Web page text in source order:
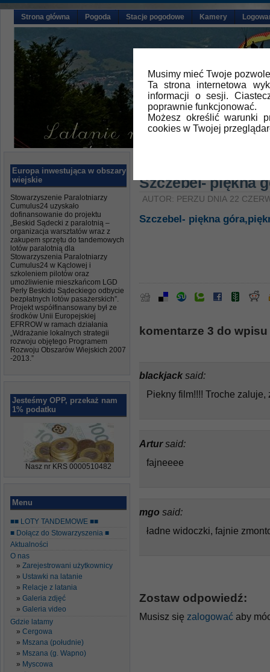
Musimy mieć Twoje
Ta strona internetowa
informacji o sesji.
poprawnie funkcjonować.
Możesz określić warunki
cookies w Twojej
Strona główna Pogoda Stacje pogodowe Kamery
Europa inwestująca w obszary
wiejskie
Stowarzyszenie Paralotniarzy
Cumulus24 uzyskało
dofinansowanie do projektu
„Beskid Sądecki z paralotnią –
organizacja warsztatów wraz z
zakupem sprzętu do tandemowych
lotów paralotnią dla
Stowarzyszenia Paralotniarzy
Cumulus24 w Kąclowej i
szkoleniem pilotów oraz
umożliwienie mieszkańcom LGD
Perły Beskidu Sądeckiego odbycie
bezpłatnych lotów pasażerskich”.
Projekt współfinansowany był ze
środków Unii Europejskiej
EFRROW w ramach działania
„Wdrażanie lokalnych strategii
rozwoju objętego Programem
Rozwoju Obszarów Wiejskich 2007
-2013.”
Jesteśmy OPP, przekaż nam
1% podatku
Nasz nr KRS 0000510482
Menu
■■ LOTY TANDEMOWE ■■
■ Dołącz do Stowarzyszenia ■
Aktualności
O nas
Zarejestrowani użytkownicy
Ustawki na latanie
Relacje z latania
Galeria zdjęć
Galeria video
Gdzie latamy
Cergowa
Mszana (południe)
Mszana (g. Wapno)
Myscowa
Szczebel- piękna
AUTOR: PERZU DNIA 22
Szczebel- piękna
komentarze 3 do
blackjack said:
Piekny film!!!! Troche
Artursaid:
fajneeee
mgo said:
ładne widoczki, fajnie
Zostaw odpowiedź:
Musisz się zalogować aby